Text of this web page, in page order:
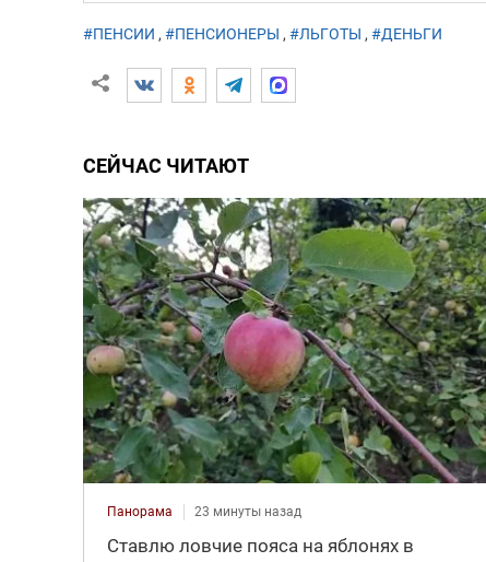
#ПЕНСИИ , #ПЕНСИОНЕРЫ , #ЛЬГОТЫ , #ДЕНЬГИ
СЕЙЧАС ЧИТАЮТ
Панорама 23 минуты назад
Ставлю ловчие пояса на яблонях в